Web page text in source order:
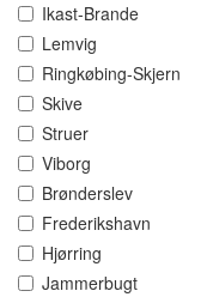
Ikast-Brande
Lemvig
Ringkøbing-Skjern
Skive
Struer
Viborg
Brønderslev
Frederikshavn
Hjørring
Jammerbugt